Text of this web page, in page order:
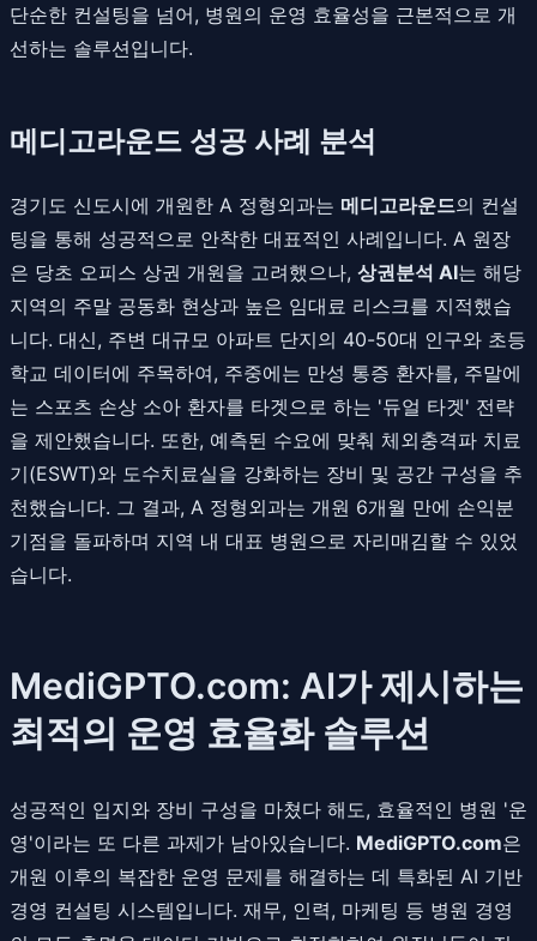
단순한 컨설팅을 넘어, 병원의 운영 효율성을 근본적으로 개
선하는 솔루션입니다.
메디고라운드 성공 사례 분석
경기도 신도시에 개원한 A 정형외과는 메디고라운드의 컨설
팅을 통해 성공적으로 안착한 대표적인 사례입니다. A 원장
은 당초 오피스 상권 개원을 고려했으나, 상권분석 AI는 해당
지역의 주말 공동화 현상과 높은 임대료 리스크를 지적했습
니다. 대신, 주변 대규모 아파트 단지의 40-50대 인구와 초등
학교 데이터에 주목하여, 주중에는 만성 통증 환자를, 주말에
는 스포츠 손상 소아 환자를 타겟으로 하는 '듀얼 타겟' 전략
을 제안했습니다. 또한, 예측된 수요에 맞춰 체외충격파 치료
기(ESWT)와 도수치료실을 강화하는 장비 및 공간 구성을 추
천했습니다. 그 결과, A 정형외과는 개원 6개월 만에 손익분
기점을 돌파하며 지역 내 대표 병원으로 자리매김할 수 있었
습니다.
MediGPTO.com: AI가 제시하는
최적의 운영 효율화 솔루션
성공적인 입지와 장비 구성을 마쳤다 해도, 효율적인 병원 '운
영'이라는 또 다른 과제가 남아있습니다. MediGPTO.com은
개원 이후의 복잡한 운영 문제를 해결하는 데 특화된 AI 기반
경영 컨설팅 시스템입니다. 재무, 인력, 마케팅 등 병원 경영